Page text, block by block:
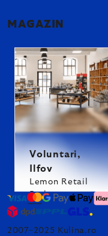
MAGAZIN
Voluntari,
Ilfov
Lemon Retail
Park
2007–2025 Kulina.ro